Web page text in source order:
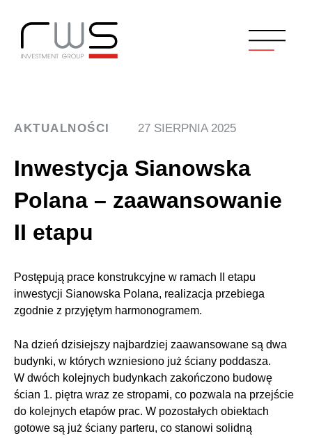
AKTUALNOŚCI 27 SIERPNIA 2025
Inwestycja Sianowska
Polana – zaawansowanie
II etapu
Postępują prace konstrukcyjne w ramach II etapu
inwestycji Sianowska Polana, realizacja przebiega
zgodnie z przyjętym harmonogramem.
Na dzień dzisiejszy najbardziej zaawansowane są dwa
budynki, w których wzniesiono już ściany poddasza.
W dwóch kolejnych budynkach zakończono budowę
ścian 1. piętra wraz ze stropami, co pozwala na przejście
do kolejnych etapów prac. W pozostałych obiektach
gotowe są już ściany parteru, co stanowi solidną